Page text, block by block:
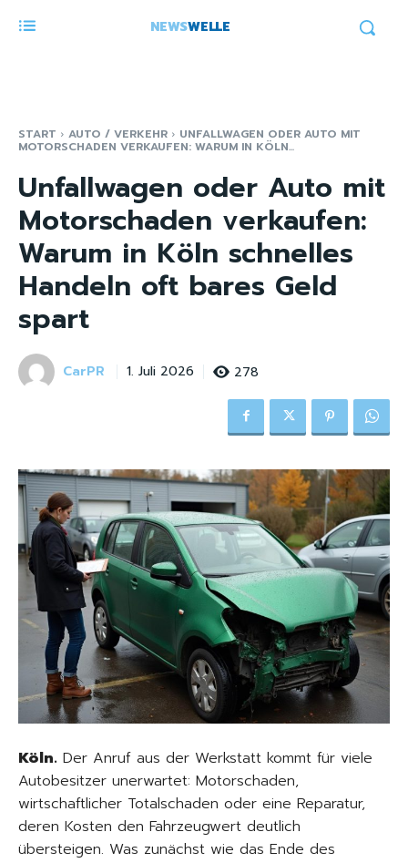
NEWSWELLE
START AUTO / VERKEHR UNFALLWAGEN ODER AUTO MIT
MOTORSCHADEN VERKAUFEN: WARUM IN KÖLN...
Unfallwagen oder Auto mit
Motorschaden verkaufen:
Warum in Köln schnelles
Handeln oft bares Geld
spart
CarPR 1. Juli 2026 278
Köln. Der Anruf aus der Werkstatt kommt für viele
Autobesitzer unerwartet: Motorschaden,
wirtschaftlicher Totalschaden oder eine Reparatur,
deren Kosten den Fahrzeugwert deutlich
übersteigen. Was zunächst wie das Ende des